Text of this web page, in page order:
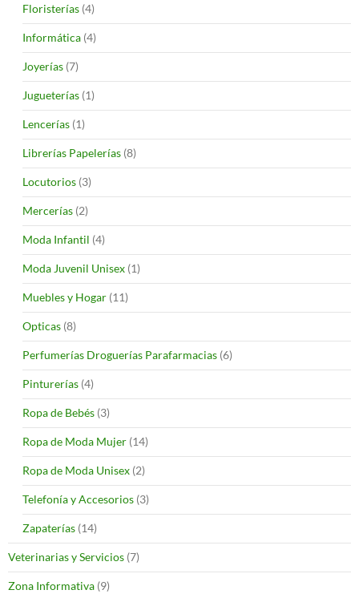
Floristerías (4)
Informática (4)
Joyerías (7)
Jugueterías (1)
Lencerías (1)
Librerías Papelerías (8)
Locutorios (3)
Mercerías (2)
Moda Infantil (4)
Moda Juvenil Unisex (1)
Muebles y Hogar (11)
Opticas (8)
Perfumerías Droguerías Parafarmacias (6)
Pinturerías (4)
Ropa de Bebés (3)
Ropa de Moda Mujer (14)
Ropa de Moda Unisex (2)
Telefonía y Accesorios (3)
Zapaterías (14)
Veterinarias y Servicios (7)
Zona Informativa (9)